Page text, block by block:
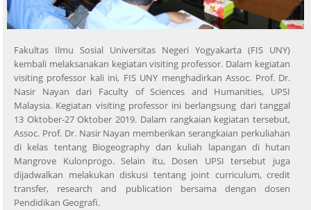
Fakultas Ilmu Sosial Universitas Negeri Yogyakarta (FIS UNY)
kembali melaksanakan kegiatan visiting professor. Dalam kegiatan
visiting professor kali ini, FIS UNY menghadirkan Assoc. Prof. Dr.
Nasir Nayan dari Faculty of Sciences and Humanities, UPSI
Malaysia. Kegiatan visiting professor ini berlangsung dari tanggal
13 Oktober-27 Oktober 2019. Dalam rangkaian kegiatan tersebut,
Assoc. Prof. Dr. Nasir Nayan memberikan serangkaian perkuliahan
di kelas tentang Biogeography dan kuliah lapangan di hutan
Mangrove Kulonprogo. Selain itu, Dosen UPSI tersebut juga
dijadwalkan melakukan diskusi tentang joint curriculum, credit
transfer, research and publication bersama dengan dosen
Pendidikan Geografi.